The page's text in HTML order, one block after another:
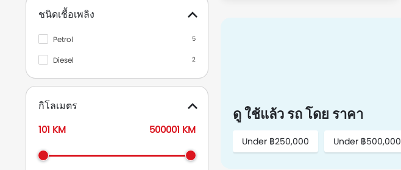
Hilux Vigo Champ Double Cab 24
Hilux Revo Standard Cab 23
Hilux Vigo Champ Smart Cab 16
Innova Crysta 14
Veloz 3
ชนิดเชื้อเพลิง
Petrol 5
Diesel 2
กิโลเมตร
101 KM 500001 KM
ดู ใช้แล้ว รถ โดย ราคา
Under ฿250,000 Under ฿500,000